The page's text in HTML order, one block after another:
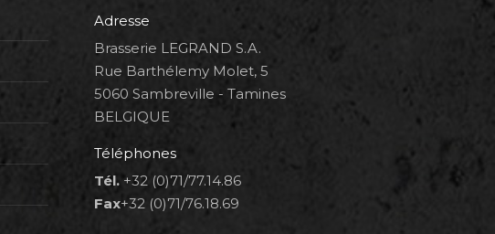
Adresse
Brasserie LEGRAND S.A.
Rue Barthélemy Molet, 5
5060 Sambreville - Tamines
BELGIQUE
Téléphones
Tél. +32 (0)71/77.14.86
Fax+32 (0)71/76.18.69